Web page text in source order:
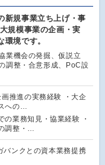
新規事業立ち上げ・事
規模事業の企画・実
境です。
業機会の発掘、仮説立
調整・合意形成、PoC設
推進の実務経験 ・大企
への…
の業務知見・協業経験 ・
調整・…
バンクとの資本業務提携